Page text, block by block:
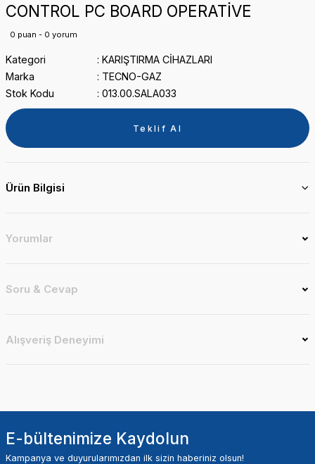
CONTROL PC BOARD OPERATİVE
0 puan - 0 yorum
Kategori
KARIŞTIRMA CİHAZLARI
Marka
TECNO-GAZ
Stok Kodu
013.00.SALA033
Teklif Al
Ürün Bilgisi
Yorumlar
Soru & Cevap
Alışveriş Deneyimi
E-bültenimize Kaydolun
Kampanya ve duyurularımızdan ilk sizin haberiniz olsun!